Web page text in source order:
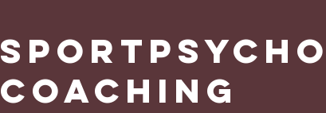
Coaching